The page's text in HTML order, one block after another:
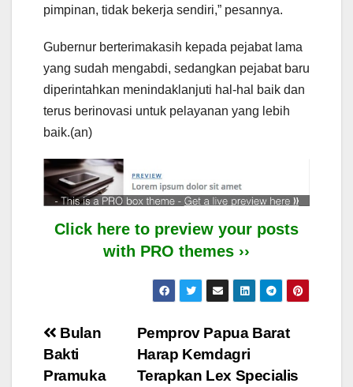
pimpinan, tidak bekerja sendiri,” pesannya.
Gubernur berterimakasih kepada pejabat lama
yang sudah mengabdi, sedangkan pejabat baru
diperintahkan menindaklanjuti hal-hal baik dan
terus berinovasi untuk pelayanan yang lebih
baik.(an)
Click here to preview your posts
with PRO themes ››
Post
navigation
Pemprov Papua Barat
Harap Kemdagri
Terapkan Lex Specialis
Bulan
Bakti
Pramuka